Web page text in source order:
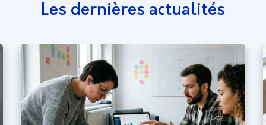
Les dernières actualités